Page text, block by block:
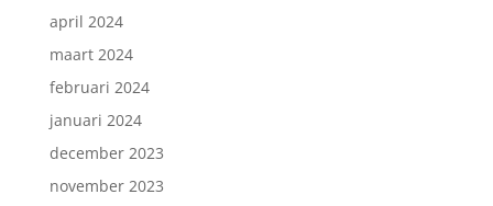
april 2024
maart 2024
februari 2024
januari 2024
december 2023
november 2023